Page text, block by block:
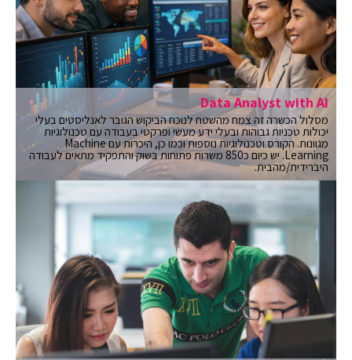
Data Analyst with AI
מסלול הכשרה זה צמח מהשטח לנוכח הביקוש הגובר לאנליסטים בעלי
יכולות טכניות גבוהות ובעלי ידע מעשי ופרקטי בעבודה עם טכנולוגיות
מגוונות. הקורס וטכנולוגיות נוספות וכמו כן, היכרות עם Machine
Learning. יש כיום כ850 משרות פתוחות בשוק והתפקיד מתאים לעבודה
היברידית/מהבית.